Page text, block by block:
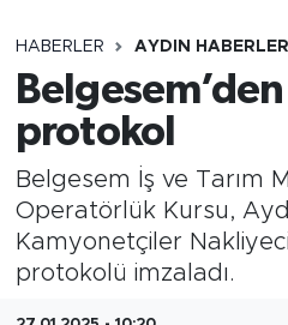
HABERLER AYDIN HABERLERI
protokol
Belgesem İş ve Tarım
Operatörlük Kursu,
Kamyonetçiler
protokolü imzaladı.